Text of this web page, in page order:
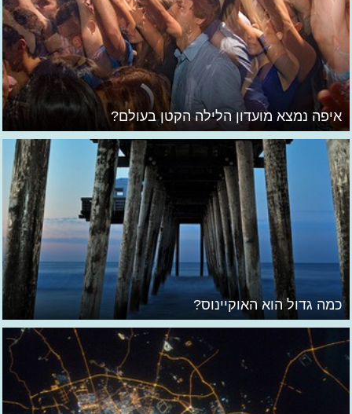
איפה נמצא מועדון הלילה הקטן בעולם?
כמה גדול הוא האוקיינוס?